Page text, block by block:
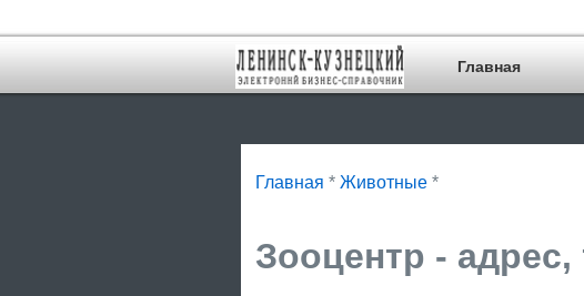
Главная
Главная * Животные *
Зооцентр -